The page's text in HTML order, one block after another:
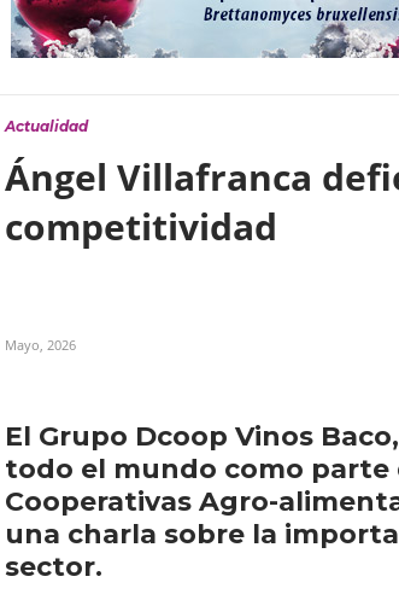
Actualidad
Ángel Villafranca
competitividad
Mayo, 2026
El Grupo Dcoop Vinos
todo el mundo como parte
Cooperativas Agro-
una charla sobre la
sector.